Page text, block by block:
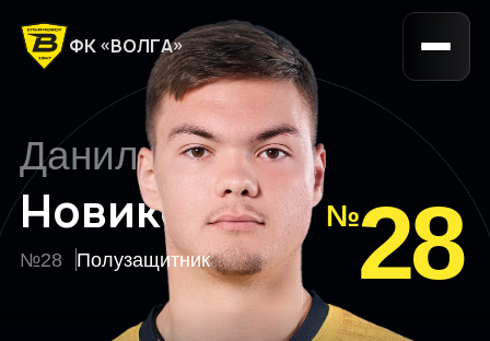
ФК «ВОЛГА»
Данил
Новиков
№28 Полузащитник 28